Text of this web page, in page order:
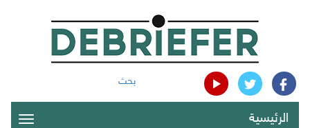
بحث
الرئيسية